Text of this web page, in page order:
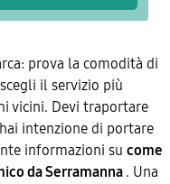
prova la comodità di
il servizio più
vicini. Devi traportare
intenzione di portare
informazioni su come
da Serramanna . Una